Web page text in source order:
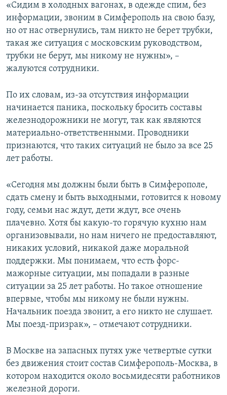
«Сидим в холодных вагонах, в одежде спим, без
информации, звоним в Симферополь на свою базу,
но от нас отвернулись, там никто не берет трубки,
такая же ситуация с московским руководством,
трубки не берут, мы никому не нужны», –
жалуются сотрудники.
По их словам, из-за отсутствия информации
начинается паника, поскольку бросить составы
железнодорожники не могут, так как являются
материально-ответственными. Проводники
признаются, что таких ситуаций не было за все 25
лет работы.
«Сегодня мы должны были быть в Симферополе,
сдать смену и быть выходными, готовится к новому
году, семьи нас ждут, дети ждут, все очень
плачевно. Хотя бы какую-то горячую кухню нам
организовывали, но нам ничего не предоставляют,
никаких условий, никакой даже моральной
поддержки. Мы понимаем, что есть форс-
мажорные ситуации, мы попадали в разные
ситуации за 25 лет работы. Но такое отношение
впервые, чтобы мы никому не были нужны.
Начальник поезда звонит, а его никто не слушает.
Мы поезд-призрак», – отмечают сотрудники.
В Москве на запасных путях уже четвертые сутки
без движения стоит состав Симферополь-Москва, в
котором находится около восьмидесяти работников
железной дороги.